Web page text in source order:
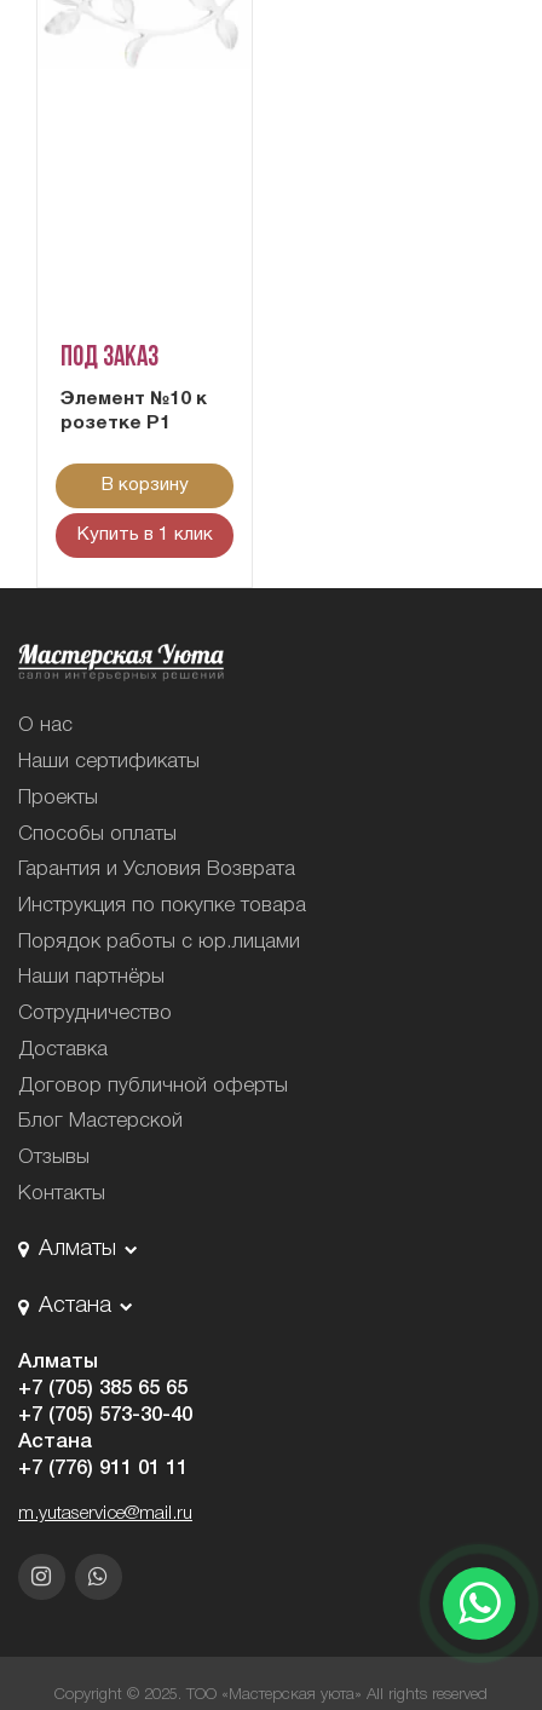
Под заказ
Элемент №10 к
розетке Р1
В корзину
Купить в 1 клик
О нас
Наши сертификаты
Проекты
Способы оплаты
Гарантия и Условия Возврата
Инструкция по покупке товара
Порядок работы с юр.лицами
Наши партнёры
Сотрудничество
Доставка
Договор публичной оферты
Блог Мастерской
Отзывы
Контакты
Алматы
Астана
Алматы
+7 (705) 385 65 65
+7 (705) 573-30-40
Астана
+7 (776) 911 01 11
m.yutaservice@mail.ru
Copyright © 2025. ТОО «Мастерская уюта» All rights reserved